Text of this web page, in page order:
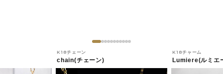
K18チェーン
chain(チェーン)
K18チャーム
Lumiere(ルミエ